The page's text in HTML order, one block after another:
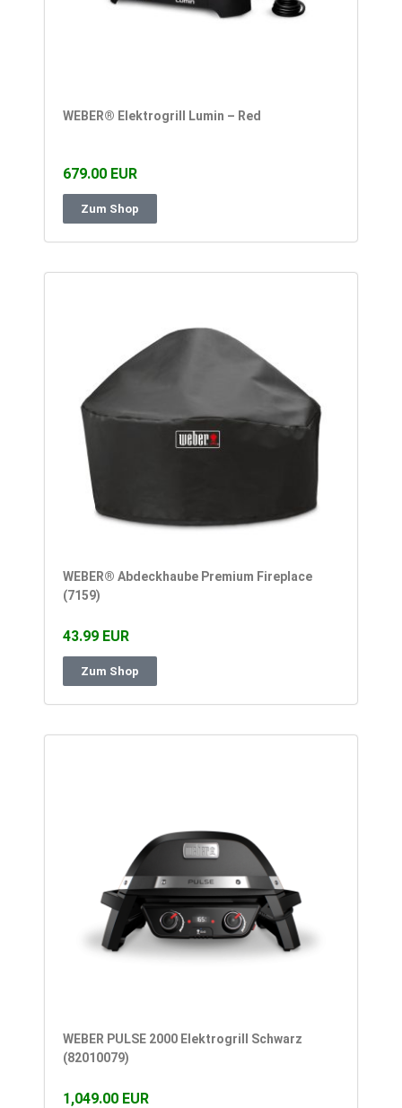
WEBER® Elektrogrill Lumin – Red
679.00 EUR
Zum Shop
WEBER® Abdeckhaube Premium Fireplace
(7159)
43.99 EUR
Zum Shop
WEBER PULSE 2000 Elektrogrill Schwarz
(82010079)
1,049.00 EUR